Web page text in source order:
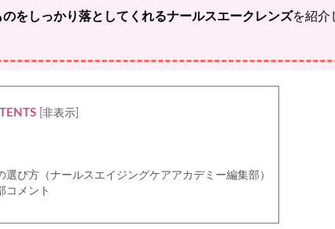
をしっかり落としてくれるナールスエークレンズを紹介
非表示]
び方（ナールスエイジングケアアカデミー編集部）
コメント